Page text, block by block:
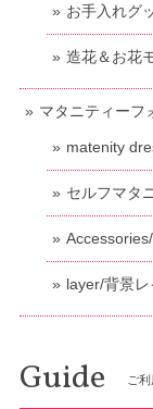
お手入れグ
造花＆お花
マタニティーフ
matenity
セルフマタ
layer/背景レ
Guide ご